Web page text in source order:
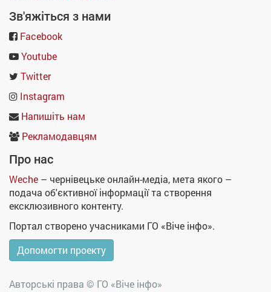
Зв'яжіться з нами
Facebook
Youtube
Twitter
Instagram
Напишіть нам
Рекламодавцям
Про нас
Weche – чернівецьке онлайн-медіа, мета якого –
подача об'єктивної інформації та створення
ексклюзивного контенту.
Портал створено учасниками ГО «Віче інфо».
Допомогти проекту
Авторські права © ГО «Віче інфо»